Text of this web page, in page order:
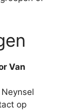
Van
op